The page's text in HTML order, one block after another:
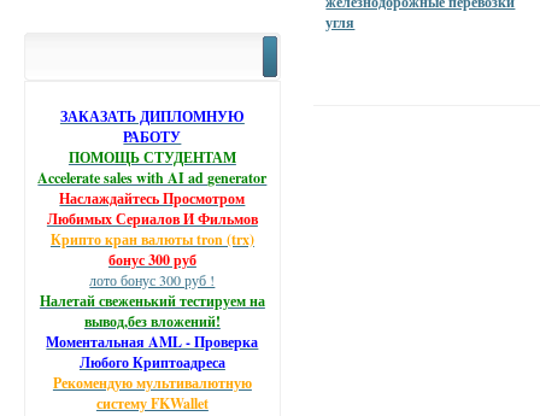
угля
ЗАКАЗАТЬ ДИПЛОМНУЮ
РАБОТУ
ПОМОЩЬ СТУДЕНТАМ
Accelerate sales with AI ad generator
Наслаждайтесь Просмотром
Любимых Сериалов И Фильмов
Крипто кран валюты tron (trx)
бонус 300 руб
лото бонус 300 руб !
Налетай свеженький тестируем на
вывод,без вложений!
Моментальная AML - Проверка
Любого Криптоадреса
Рекомендую мультивалютную
систему FKWallet